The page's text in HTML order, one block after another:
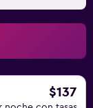
$137